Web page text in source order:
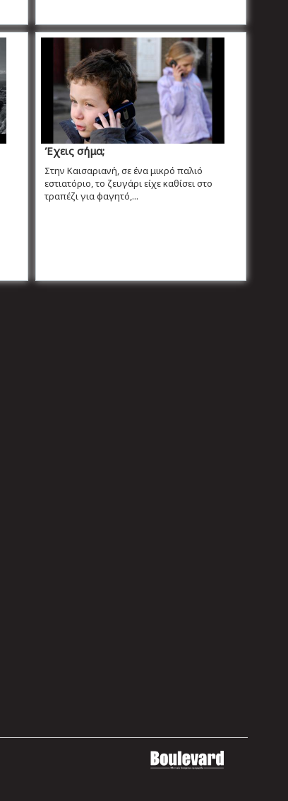
Έχεις σήμα;
Στην Καισαριανή, σε ένα μικρό παλιό
εστιατόριο, το ζευγάρι είχε καθίσει στο
τραπέζι για φαγητό,...